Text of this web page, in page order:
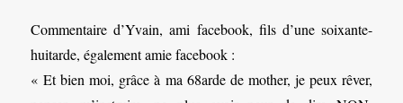
Commentaire d’Yvain, ami facebook, fils d’une soixante-
huitarde, également amie facebook :
« Et bien moi, grâce à ma 68arde de mother, je peux rêver,